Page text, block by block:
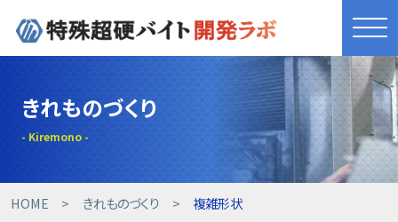
きれものづくり
商品・サービス
工具開発事例
きれものづくり
HOME きれものづくり 複雑形状